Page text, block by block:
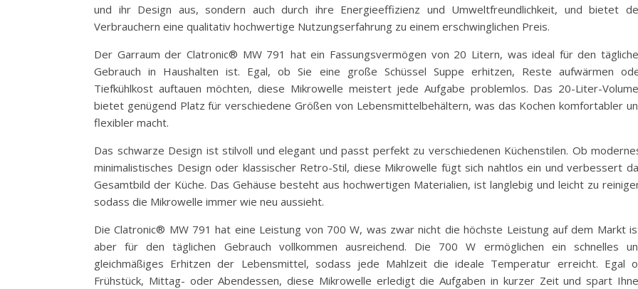
und ihr Design aus, sondern auch durch ihre Energieeffizienz und Umweltfreundlichkeit, und bietet
Verbrauchern eine qualitativ hochwertige Nutzungserfahrung zu einem erschwinglichen Preis.
Der Garraum der Clatronic® MW 791 hat ein Fassungsvermögen von 20 Litern, was ideal für den
Gebrauch in Haushalten ist. Egal, ob Sie eine große Schüssel Suppe erhitzen, Reste aufwärmen
Tiefkühlkost auftauen möchten, diese Mikrowelle meistert jede Aufgabe problemlos. Das 20-Liter-
bietet genügend Platz für verschiedene Größen von Lebensmittelbehältern, was das Kochen komfortabler
flexibler macht.
Das schwarze Design ist stilvoll und elegant und passt perfekt zu verschiedenen Küchenstilen. Ob
minimalistisches Design oder klassischer Retro-Stil, diese Mikrowelle fügt sich nahtlos ein und verbessert
Gesamtbild der Küche. Das Gehäuse besteht aus hochwertigen Materialien, ist langlebig und leicht zu
sodass die Mikrowelle immer wie neu aussieht.
Die Clatronic® MW 791 hat eine Leistung von 700 W, was zwar nicht die höchste Leistung auf dem Markt
aber für den täglichen Gebrauch vollkommen ausreichend. Die 700 W ermöglichen ein schnelles
gleichmäßiges Erhitzen der Lebensmittel, sodass jede Mahlzeit die ideale Temperatur erreicht. Egal
Frühstück, Mittag- oder Abendessen, diese Mikrowelle erledigt die Aufgaben in kurzer Zeit und spart